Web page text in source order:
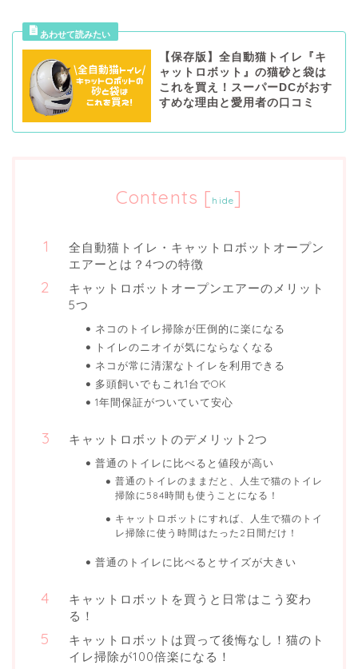
【保存版】全自動猫トイレ『キ
ャットロボット』の猫砂と袋は
これを買え！スーパーDCがおす
すめな理由と愛用者の口コミ
Contents [ hide]
全自動猫トイレ・キャットロボットオープン
エアーとは？4つの特徴
キャットロボットオープンエアーのメリット
5つ
ネコのトイレ掃除が圧倒的に楽になる
トイレのニオイが気にならなくなる
ネコが常に清潔なトイレを利用できる
多頭飼いでもこれ1台でOK
1年間保証がついていて安心
キャットロボットのデメリット2つ
普通のトイレに比べると値段が高い
普通のトイレのままだと、人生で猫のトイレ
掃除に584時間も使うことになる！
キャットロボットにすれば、人生で猫のトイ
レ掃除に使う時間はたった2日間だけ！
普通のトイレに比べるとサイズが大きい
キャットロボットを買うと日常はこう変わ
る！
キャットロボットは買って後悔なし！猫のト
イレ掃除が100倍楽になる！